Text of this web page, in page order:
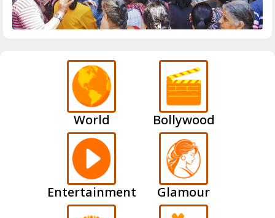
World Bollywood
Entertainment Glamour